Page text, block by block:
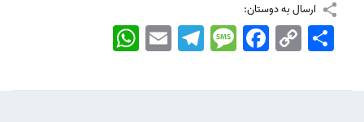
ارسال به دوستان:
WhatsApp EmailTelegramMessageFacebook Copy
Link
اشتراک